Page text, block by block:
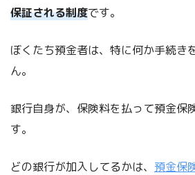
保証される制度です。
ぼくたち預金者は、特に何か手続き
ん。
銀行自身が、保険料を払って預金保
す。
どの銀行が加入してるかは、 預金保